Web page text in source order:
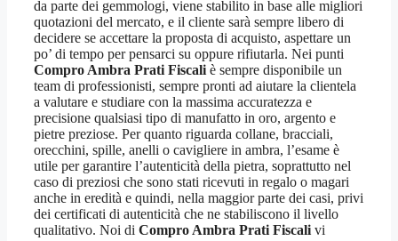
da parte dei gemmologi, viene stabilito in base alle migliori
quotazioni del mercato, e il cliente sarà sempre libero di
decidere se accettare la proposta di acquisto, aspettare un
po’ di tempo per pensarci su oppure rifiutarla. Nei punti
Compro Ambra Prati Fiscaliè sempre disponibile un
team di professionisti, sempre pronti ad aiutare la clientela
a valutare e studiare con la massima accuratezza e
precisione qualsiasi tipo di manufatto in oro, argento e
pietre preziose. Per quanto riguarda collane, bracciali,
orecchini, spille, anelli o cavigliere in ambra, l’esame è
utile per garantire l’autenticità della pietra, soprattutto nel
caso di preziosi che sono stati ricevuti in regalo o magari
anche in eredità e quindi, nella maggior parte dei casi, privi
dei certificati di autenticità che ne stabiliscono il livello
qualitativo. Noi di Compro Ambra Prati Fiscalivi